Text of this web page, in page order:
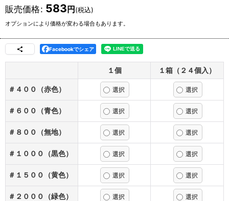
販売価格: 583円(税込)
オプションにより価格が変わる場合もあります。
Facebookでシェア
１個 １箱（２４個入）
＃４００（赤色）
＃６００（青色）
＃８００（無地）
＃１０００（黒色）
＃１５００（黄色）
＃２０００（緑色）